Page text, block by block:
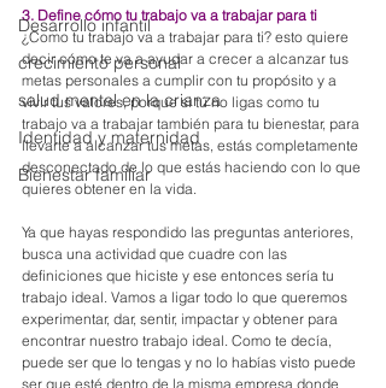
Desarrollo infantil
crecimiento personal
salud mental en la crianza
Identidad y maternidad
Bienestar familiar
3. Define cómo tu trabajo va a trabajar para ti
¿Como tu trabajo va a trabajar para ti? esto quiere
decir cómo te va a ayudar a crecer a alcanzar tus
metas personales a cumplir con tu propósito y a
vivir tus valores, porque si tú no ligas como tu
trabajo va a trabajar también para tu bienestar, para
llevarte a alcanzar tus metas, estás completamente
desconectado de lo que estás haciendo con lo que
quieres obtener en la vida.
Ya que hayas respondido las preguntas anteriores,
busca una actividad que cuadre con las
definiciones que hiciste y ese entonces sería tu
trabajo ideal. Vamos a ligar todo lo que queremos
experimentar, dar, sentir, impactar y obtener para
encontrar nuestro trabajo ideal. Como te decía,
puede ser que lo tengas y no lo habías visto puede
ser que esté dentro de la misma empresa donde